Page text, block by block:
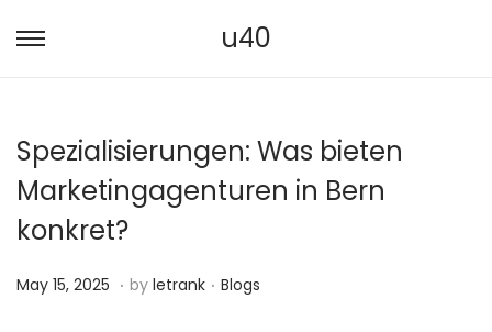
S
p
o
v
S
p
o
n
u40
Spezialisierungen: Was bieten
Marketingagenturen in Bern
konkret?
P
May 15, 2025 M. by letrank . P
Blogs